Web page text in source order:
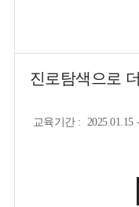
진로탐색으로
교육기간: 2025.01.15